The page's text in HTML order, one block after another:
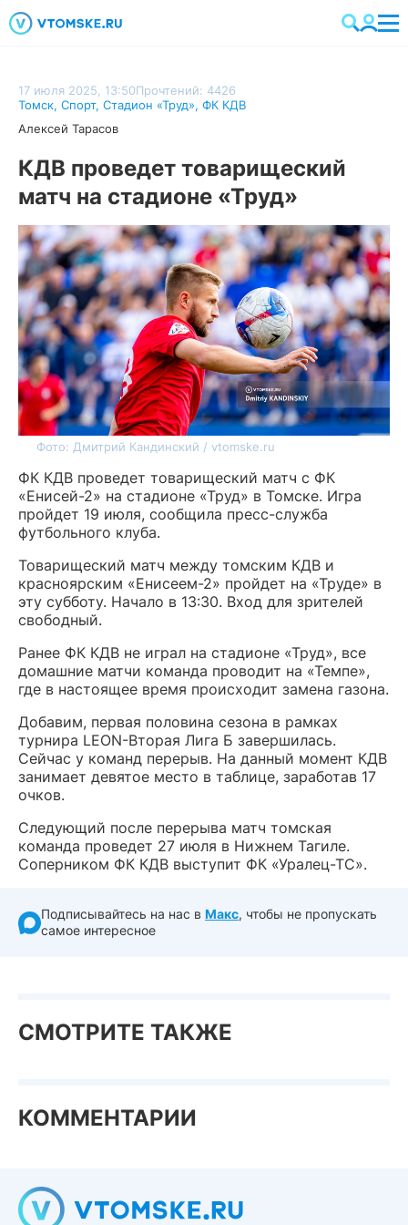
17 июля 2025, 13:50Прочтений: 4426
Томск, Спорт, Стадион «Труд», ФК КДВ
Алексей Тарасов
КДВ проведет товарищеский
матч на стадионе «Труд»
Фото: Дмитрий Кандинский / vtomske.ru
ФК КДВ проведет товарищеский матч с ФК
«Енисей-2» на стадионе «Труд» в Томске. Игра
пройдет 19 июля, сообщила пресс-служба
футбольного клуба.
Товарищеский матч между томским КДВ и
красноярским «Енисеем-2» пройдет на «Труде» в
эту субботу. Начало в 13:30. Вход для зрителей
свободный.
Ранее ФК КДВ не играл на стадионе «Труд», все
домашние матчи команда проводит на «Темпе»,
где в настоящее время происходит замена газона.
Добавим, первая половина сезона в рамках
турнира LEON-Вторая Лига Б завершилась.
Сейчас у команд перерыв. На данный момент КДВ
занимает девятое место в таблице, заработав 17
очков.
Следующий после перерыва матч томская
команда проведет 27 июля в Нижнем Тагиле.
Соперником ФК КДВ выступит ФК «Уралец-ТС».
Подписывайтесь на нас в Макс, чтобы не пропускать
самое интересное
СМОТРИТЕ ТАКЖЕ
КОММЕНТАРИИ